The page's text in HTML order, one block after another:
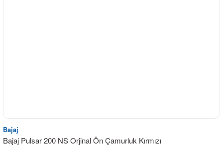
Bajaj
Bajaj Pulsar 200 NS Orjinal Ön Çamurluk Kırmızı